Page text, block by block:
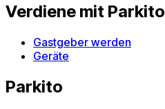
Verdiene mit Parkito
Gastgeber werden
Geräte
Parkito